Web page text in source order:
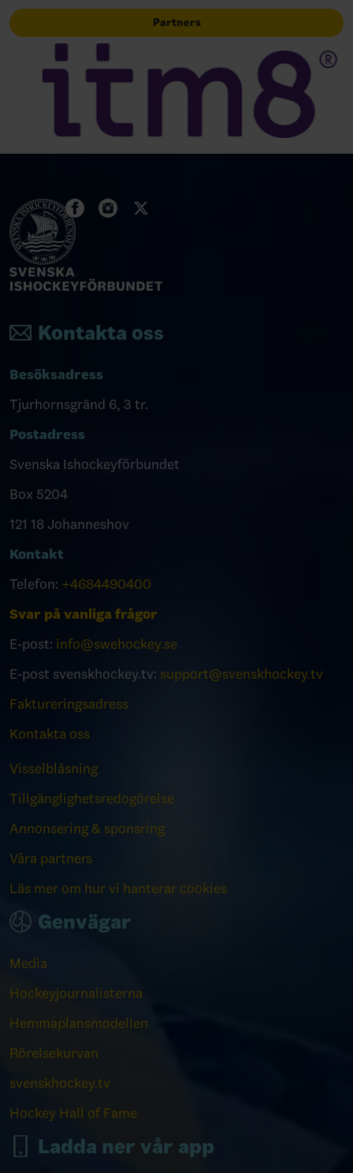
Partners
Kontakta oss
Besöksadress
Tjurhornsgränd 6, 3 tr.
Postadress
Svenska Ishockeyförbundet
Box 5204
121 18 Johanneshov
Kontakt
Telefon: +4684490400
Svar på vanliga frågor
E-post: info@swehockey.se
E-post svenskhockey.tv: support@svenskhockey.tv
Faktureringsadress
Kontakta oss
Visselblåsning
Tillgänglighetsredogörelse
Annonsering & sponsring
Våra partners
Läs mer om hur vi hanterar cookies
Genvägar
Media
Hockeyjournalisterna
Hemmaplansmodellen
Rörelsekurvan
svenskhockey.tv
Hockey Hall of Fame
Ladda ner vår app